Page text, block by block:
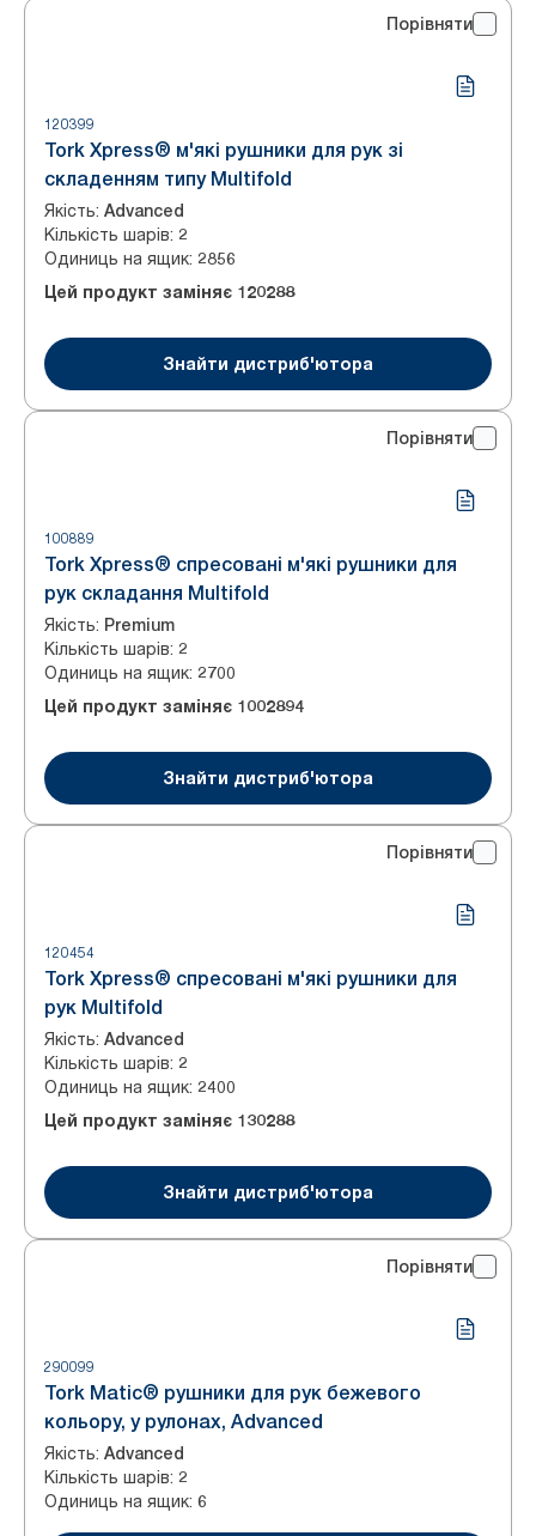
Порівняти
120399
Tork Xpress® м'які рушники для рук зі
складенням типу Multifold
Якість: Advanced
Кількість шарів: 2
Одиниць на ящик: 2856
Цей продукт заміняє 120288
Знайти дистриб'ютора
Порівняти
100889
Tork Xpress® спресовані м'які рушники для
рук складання Multifold
Якість: Premium
Кількість шарів: 2
Одиниць на ящик: 2700
Цей продукт заміняє 1002894
Знайти дистриб'ютора
Порівняти
120454
Tork Xpress® спресовані м'які рушники для
рук Multifold
Якість: Advanced
Кількість шарів: 2
Одиниць на ящик: 2400
Цей продукт заміняє 130288
Знайти дистриб'ютора
Порівняти
290099
Tork Matic® рушники для рук бежевого
кольору, у рулонах, Advanced
Якість: Advanced
Кількість шарів: 2
Одиниць на ящик: 6